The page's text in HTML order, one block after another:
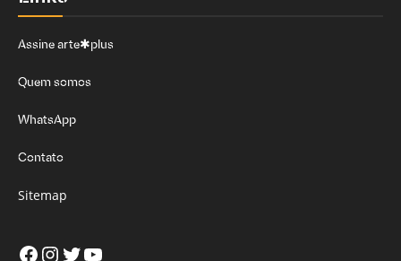
Assine arte✱plus
Quem somos
WhatsApp
Contato
Sitemap
Facebook
Instagram
Twitter
Youtube